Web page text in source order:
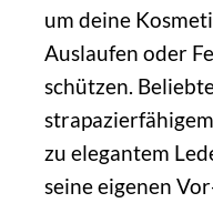
um deine
Auslaufen oder
schützen.
zu elegantem
seine eigenen